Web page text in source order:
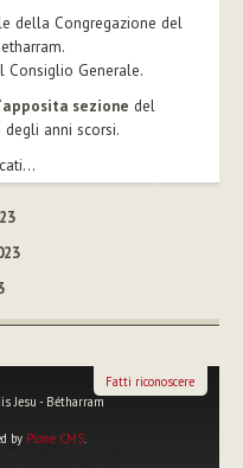
della Congregazione del
Consiglio Generale.
apposita sezione del
anni scorsi.
Jesu - Bétharram
by Plone CMS.
Fatti riconoscere